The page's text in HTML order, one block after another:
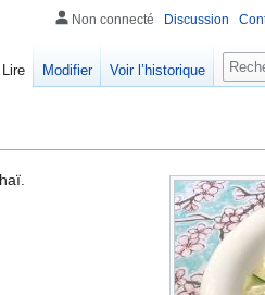
Non connecté Discussion
Lire Modifier Voir l’historique